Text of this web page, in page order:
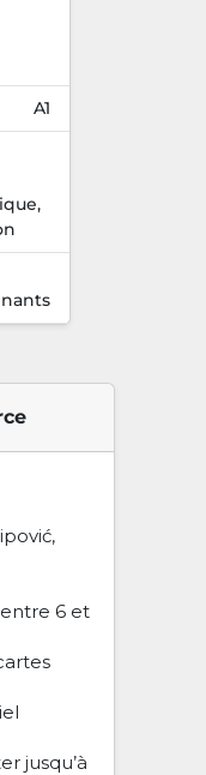
A1
6 et
jusqu’à